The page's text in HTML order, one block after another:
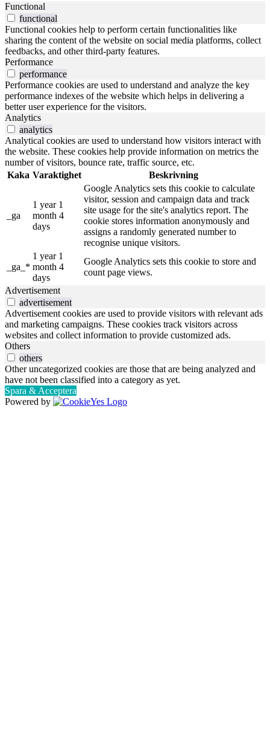
Functional
functional
Functional cookies help to perform certain functionalities like
sharing the content of the website on social media platforms, collect
feedbacks, and other third-party features.
Performance
performance
Performance cookies are used to understand and analyze the key
performance indexes of the website which helps in delivering a
better user experience for the visitors.
Analytics
analytics
Analytical cookies are used to understand how visitors interact with
the website. These cookies help provide information on metrics the
number of visitors, bounce rate, traffic source, etc.
Kaka Varaktighet Beskrivning
_ga
1 year 1
month 4
days
Google Analytics sets this cookie to calculate
visitor, session and campaign data and track
site usage for the site's analytics report. The
cookie stores information anonymously and
assigns a randomly generated number to
recognise unique visitors.
_ga_*
1 year 1
month 4
days
Google Analytics sets this cookie to store and
count page views.
Advertisement
advertisement
Advertisement cookies are used to provide visitors with relevant ads
and marketing campaigns. These cookies track visitors across
websites and collect information to provide customized ads.
Others
others
Other uncategorized cookies are those that are being analyzed and
have not been classified into a category as yet.
Spara & Acceptera
Powered by